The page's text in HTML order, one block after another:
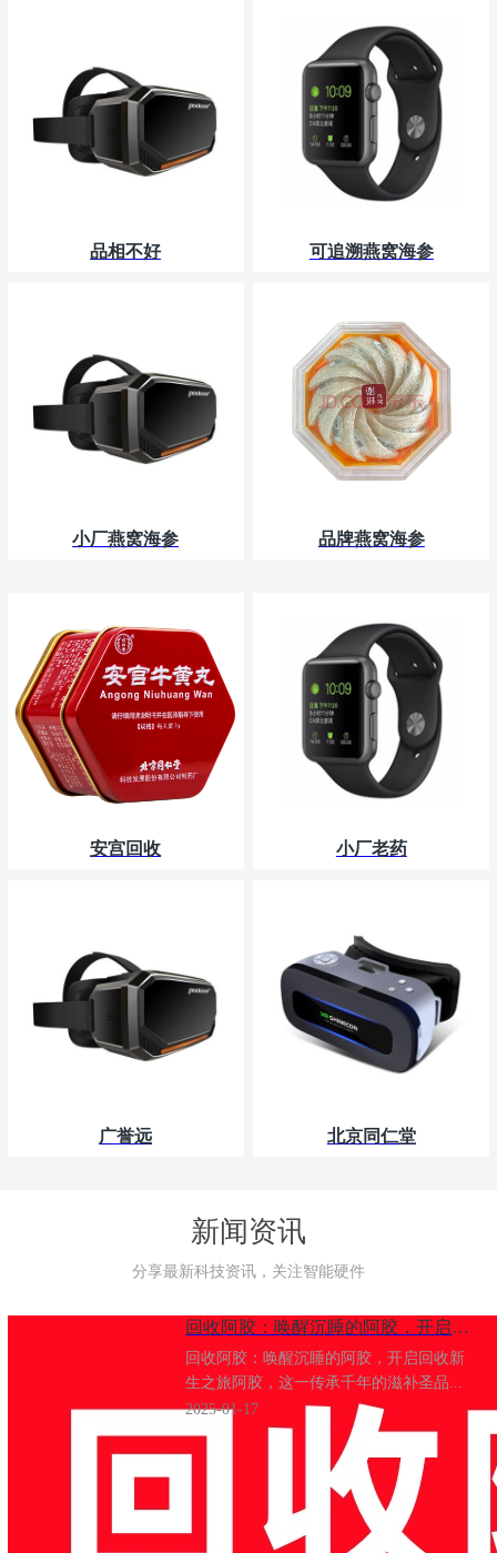
品相不好 可追溯燕窝海参
小厂燕窝海参 品牌燕窝海参
安宫回收 小厂老药
广誉远 北京同仁堂
新闻资讯
分享最新科技资讯，关注智能硬件
​回收阿胶：唤醒沉睡的阿胶，开启回收新生之旅
回收阿胶：唤醒沉睡的阿胶，开启回收新
生之旅阿胶，这一传承千年的滋补圣品...
2025-01-17